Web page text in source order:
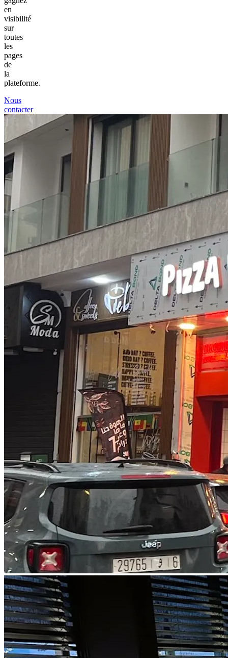
en
visibilité
sur
toutes
les
pages
de
la
plateforme.
Nous
contacter